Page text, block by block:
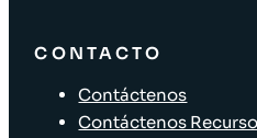
CONTACTO
Contáctenos
Contáctenos